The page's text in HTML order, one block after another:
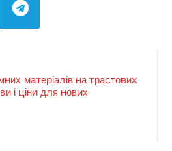
матеріалів на трастових
і ціни для нових